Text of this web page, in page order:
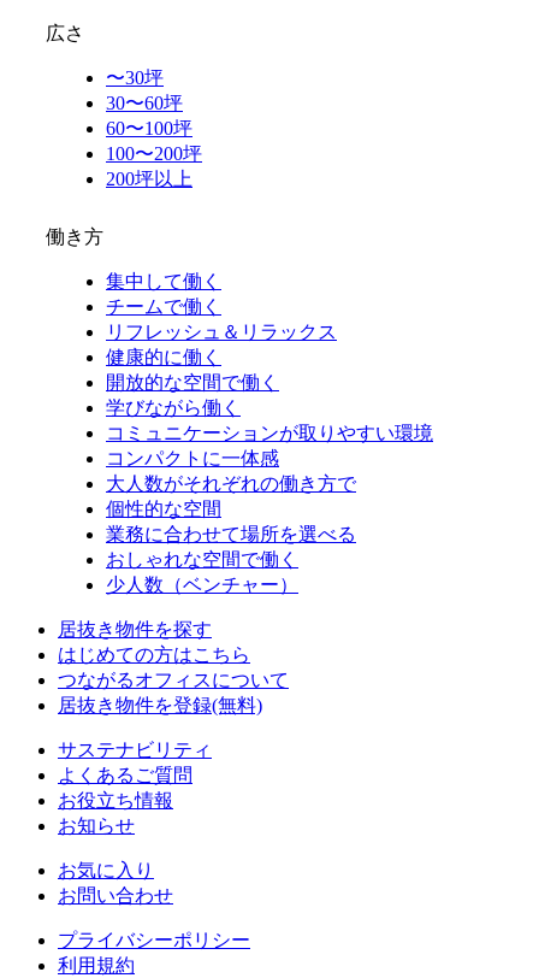
広さ
〜30坪
30〜60坪
60〜100坪
100〜200坪
200坪以上
働き方
集中して働く
チームで働く
リフレッシュ＆リラックス
健康的に働く
開放的な空間で働く
学びながら働く
コミュニケーションが取りやすい環境
コンパクトに一体感
大人数がそれぞれの働き方で
個性的な空間
業務に合わせて場所を選べる
おしゃれな空間で働く
少人数（ベンチャー）
居抜き物件を探す
はじめての方はこちら
つながるオフィスについて
居抜き物件を登録(無料)
サステナビリティ
よくあるご質問
お役立ち情報
お知らせ
お気に入り
お問い合わせ
プライバシーポリシー
利用規約